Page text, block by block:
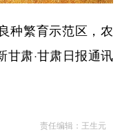
繁育示范区，农
甘肃·甘肃日报通讯
责任编辑：王生元